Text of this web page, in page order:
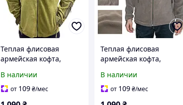
Теплая флисовая
армейская кофта,
военных и армии зсу
цвета хаки размер L
В наличии
от 109₴/мес
Теплая флисовая
армейская кофта,
военных и армии зсу
цвета хаки размер 2XL
В наличии
от 109₴/мес